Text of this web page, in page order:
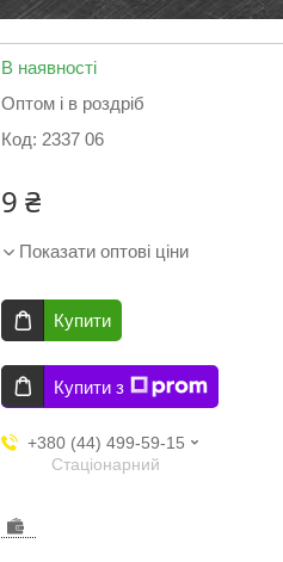
В наявності
Оптом і в роздріб
Код: 2337 06
9 ₴
Показати оптові ціни
Купити
Купити з
+380 (44) 499-59-15
Стаціонарний